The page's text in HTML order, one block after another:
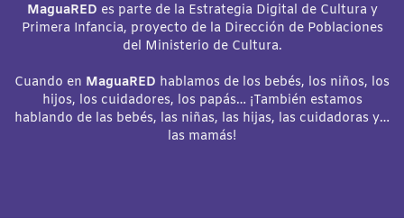
MaguaRED es parte de la Estrategia Digital de Cultura y
Primera Infancia, proyecto de la Dirección de Poblaciones
del Ministerio de Cultura.
Cuando en MaguaRED hablamos de los bebés, los niños, los
hijos, los cuidadores, los papás… ¡También estamos
hablando de las bebés, las niñas, las hijas, las cuidadoras y…
las mamás!